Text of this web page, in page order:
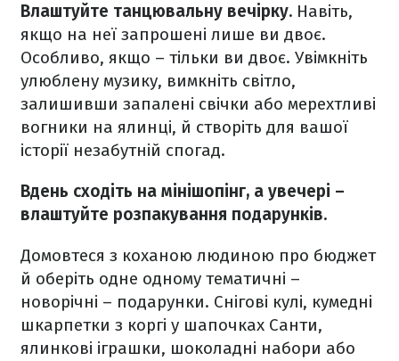
Влаштуйте танцювальну вечірку. Навіть,
якщо на неї запрошені лише ви двоє.
Особливо, якщо – тільки ви двоє. Увімкніть
улюблену музику, вимкніть світло,
залишивши запалені свічки або мерехтливі
вогники на ялинці, й створіть для вашої
історії незабутній спогад.
Вдень сходіть на мінішопінг, а увечері –
влаштуйте розпакування подарунків.
Домовтеся з коханою людиною про бюджет
й оберіть одне одному тематичні –
новорічні – подарунки. Снігові кулі, кумедні
шкарпетки з коргі у шапочках Санти,
ялинкові іграшки, шоколадні набори або